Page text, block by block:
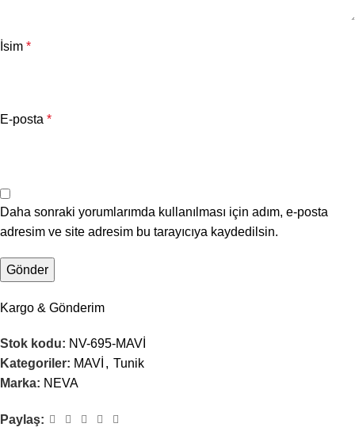
İsim *
E-posta *
Daha sonraki yorumlarımda kullanılması için adım, e-posta
adresim ve site adresim bu tarayıcıya kaydedilsin.
Kargo & Gönderim
Stok kodu: NV-695-MAVİ
Kategoriler: MAVİ , Tunik
Marka: NEVA
Paylaş: